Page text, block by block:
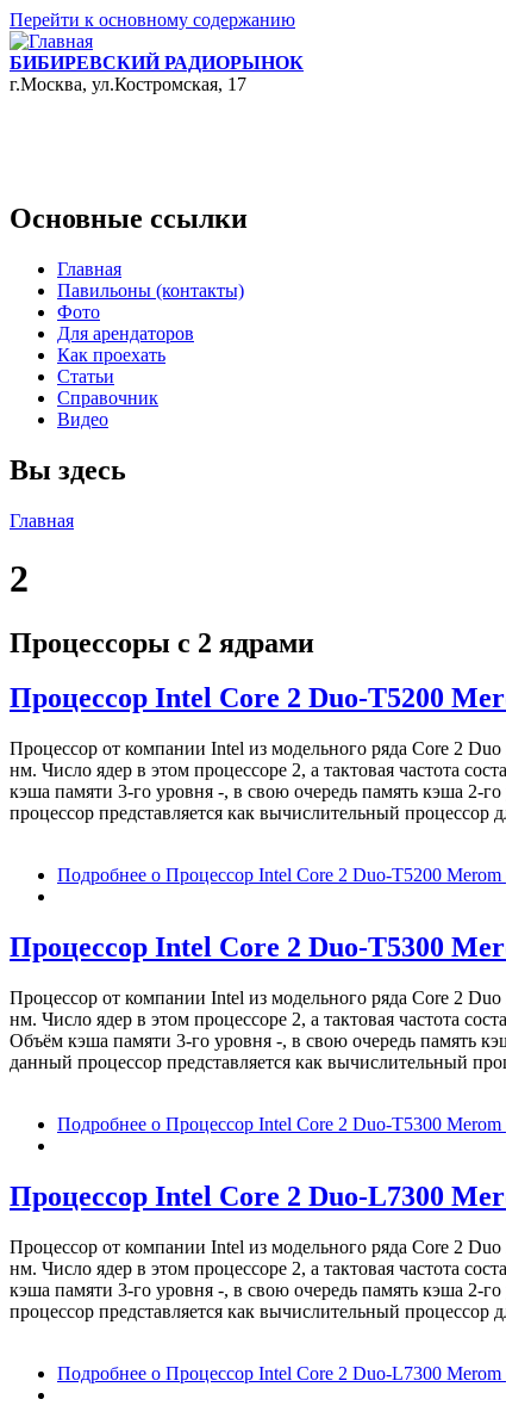
Перейти к основному содержанию
БИБИРЕВСКИЙ РАДИОРЫНОК
г.Москва, ул.Костромская, 17
Основные ссылки
Главная
Павильоны (контакты)
Фото
Для арендаторов
Как проехать
Статьи
Справочник
Видео
Вы здесь
Главная
2
Процессоры с 2 ядрами
Процессор Intel Core 2 Duo-T5200
Процессор от компании Intel из модельного ряда Core 2
нм. Число ядер в этом процессоре 2, а тактовая частота
кэша памяти 3-го уровня -, в свою очередь память кэша 2-
процессор представляется как вычислительный
Подробнее о Процессор Intel Core 2 Duo-T5200
Процессор Intel Core 2 Duo-T5300
Процессор от компании Intel из модельного ряда Core 2
нм. Число ядер в этом процессоре 2, а тактовая частота
Объём кэша памяти 3-го уровня -, в свою очередь память
данный процессор представляется как вычислительный
Подробнее о Процессор Intel Core 2 Duo-T5300
Процессор Intel Core 2 Duo-L7300
Процессор от компании Intel из модельного ряда Core 2
нм. Число ядер в этом процессоре 2, а тактовая частота
кэша памяти 3-го уровня -, в свою очередь память кэша 2-
процессор представляется как вычислительный
Подробнее о Процессор Intel Core 2 Duo-L7300